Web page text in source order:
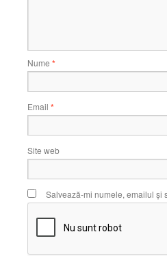
Nume *
Email *
Site web
Salvează-mi numele, emailul și